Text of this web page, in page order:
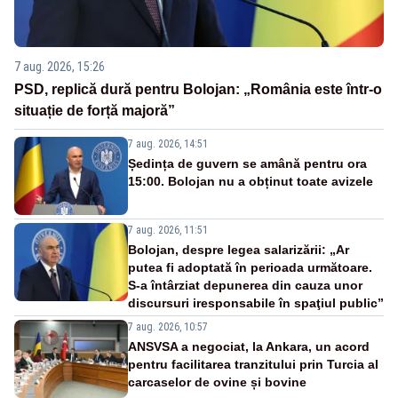
7 aug. 2026, 15:26
PSD, replică dură pentru Bolojan: „România este într-o
situație de forță majoră”
7 aug. 2026, 14:51
Ședința de guvern se amână pentru ora
15:00. Bolojan nu a obținut toate avizele
7 aug. 2026, 11:51
Bolojan, despre legea salarizării: „Ar
putea fi adoptată în perioada următoare.
S-a întârziat depunerea din cauza unor
discursuri iresponsabile în spaţiul public”
7 aug. 2026, 10:57
ANSVSA a negociat, la Ankara, un acord
pentru facilitarea tranzitului prin Turcia al
carcaselor de ovine și bovine